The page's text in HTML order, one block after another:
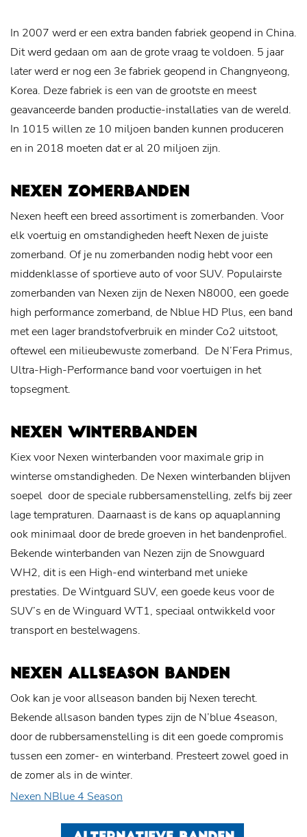
In 2007 werd er een extra banden fabriek geopend in China.
Dit werd gedaan om aan de grote vraag te voldoen. 5 jaar
later werd er nog een 3e fabriek geopend in Changnyeong,
Korea. Deze fabriek is een van de grootste en meest
geavanceerde banden productie-installaties van de wereld.
In 1015 willen ze 10 miljoen banden kunnen produceren
en in 2018 moeten dat er al 20 miljoen zijn.
NEXEN ZOMERBANDEN
Nexen heeft een breed assortiment is zomerbanden. Voor
elk voertuig en omstandigheden heeft Nexen de juiste
zomerband. Of je nu zomerbanden nodig hebt voor een
middenklasse of sportieve auto of voor SUV. Populairste
zomerbanden van Nexen zijn de Nexen N8000, een goede
high performance zomerband, de Nblue HD Plus, een band
met een lager brandstofverbruik en minder Co2 uitstoot,
oftewel een milieubewuste zomerband. De N’Fera Primus,
Ultra-High-Performance band voor voertuigen in het
topsegment.
NEXEN WINTERBANDEN
Kiex voor Nexen winterbanden voor maximale grip in
winterse omstandigheden. De Nexen winterbanden blijven
soepel door de speciale rubbersamenstelling, zelfs bij zeer
lage tempraturen. Daarnaast is de kans op aquaplanning
ook minimaal door de brede groeven in het bandenprofiel.
Bekende winterbanden van Nezen zijn de Snowguard
WH2, dit is een High-end winterband met unieke
prestaties. De Wintguard SUV, een goede keus voor de
SUV’s en de Winguard WT1, speciaal ontwikkeld voor
transport en bestelwagens.
NEXEN ALLSEASON BANDEN
Ook kan je voor allseason banden bij Nexen terecht.
Bekende allsason banden types zijn de N’blue 4season,
door de rubbersamenstelling is dit een goede compromis
tussen een zomer- en winterband. Presteert zowel goed in
de zomer als in de winter.
Nexen NBlue 4 Season